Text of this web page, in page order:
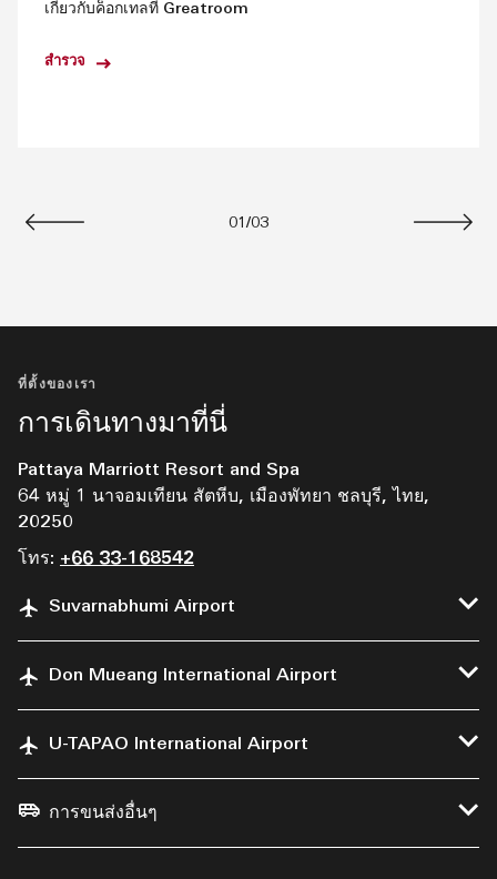
เกี่ยวกับค็อกเทลที่ Greatroom
สำรวจ
01 /03
ที่ตั้งของเรา
การเดินทางมาที่นี่
Pattaya Marriott Resort and Spa
64 หมู่ 1 นาจอมเทียน สัตหีบ, เมืองพัทยา ชลบุรี, ไทย,
20250
โทร: +66 33-168542
Suvarnabhumi Airport
Don Mueang International Airport
U-TAPAO International Airport
การขนส่งอื่นๆ